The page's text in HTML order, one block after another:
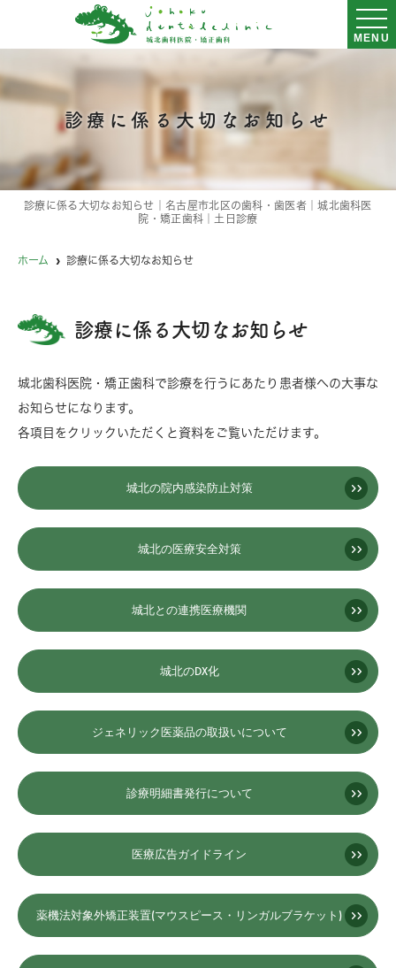
MENU
診療に係る大切なお知らせ
診療に係る大切なお知らせ｜名古屋市北区の歯科・歯医者｜城北歯科医
院・矯正歯科｜土日診療
ホーム 診療に係る大切なお知らせ
診療に係る大切なお知らせ
城北歯科医院・矯正歯科で診療を行うにあたり患者様への大事な
お知らせになります。
各項目をクリックいただくと資料をご覧いただけます。
城北の院内感染防止対策
城北の医療安全対策
城北との連携医療機関
城北のDX化
ジェネリック医薬品の取扱いについて
診療明細書発行について
医療広告ガイドライン
薬機法対象外矯正装置(マウスピース・リンガルブラケット)